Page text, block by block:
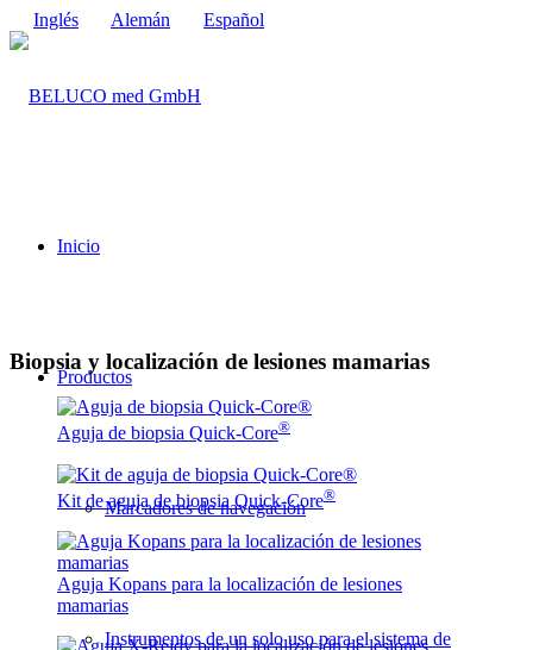
Inglés Alemán Español
Inicio
Productos
Marcadores de navegación
Instrumentos de un solo uso para el sistema de
Biopsia y localización de lesiones mamarias
Aguja de biopsia Quick-Core®
Kit de aguja de biopsia Quick-Core®
Aguja Kopans para la localización de lesiones
mamarias